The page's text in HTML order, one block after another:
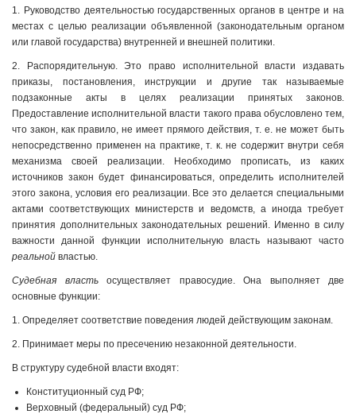
1. Руководство деятельностью государственных органов в центре и на
местах с целью реализации объявленной (законодательным органом
или главой государства) внутренней и внешней политики.
2. Распорядительную. Это право исполнительной власти издавать
приказы, постановления, инструкции и другие так называемые
подзаконные акты в целях реализации принятых законов.
Предоставление исполнительной власти такого права обусловлено тем,
что закон, как правило, не имеет прямого действия, т. е. не может быть
непосредственно применен на практике, т. к. не содержит внутри себя
механизма своей реализации. Необходимо прописать, из каких
источников закон будет финансироваться, определить исполнителей
этого закона, условия его реализации. Все это делается специальными
актами соответствующих министерств и ведомств, а иногда требует
принятия дополнительных законодательных решений. Именно в силу
важности данной функции исполнительную власть называют часто
реальной властью.
Судебная властьосуществляет правосудие. Она выполняет две
основные функции:
1. Определяет соответствие поведения людей действующим законам.
2. Принимает меры по пресечению незаконной деятельности.
В структуру судебной власти входят:
Конституционный суд РФ;
Верховный (федеральный) суд РФ;